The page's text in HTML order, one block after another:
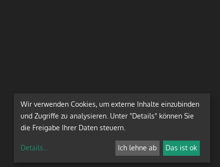
Wir verwenden Cookies, um externe Inhalte einzubinden
und Zugriffe zu analysieren. Unter "Details" können Sie
die Freigabe Ihrer Daten steuern.
Details... Ich lehne ab Das ist ok